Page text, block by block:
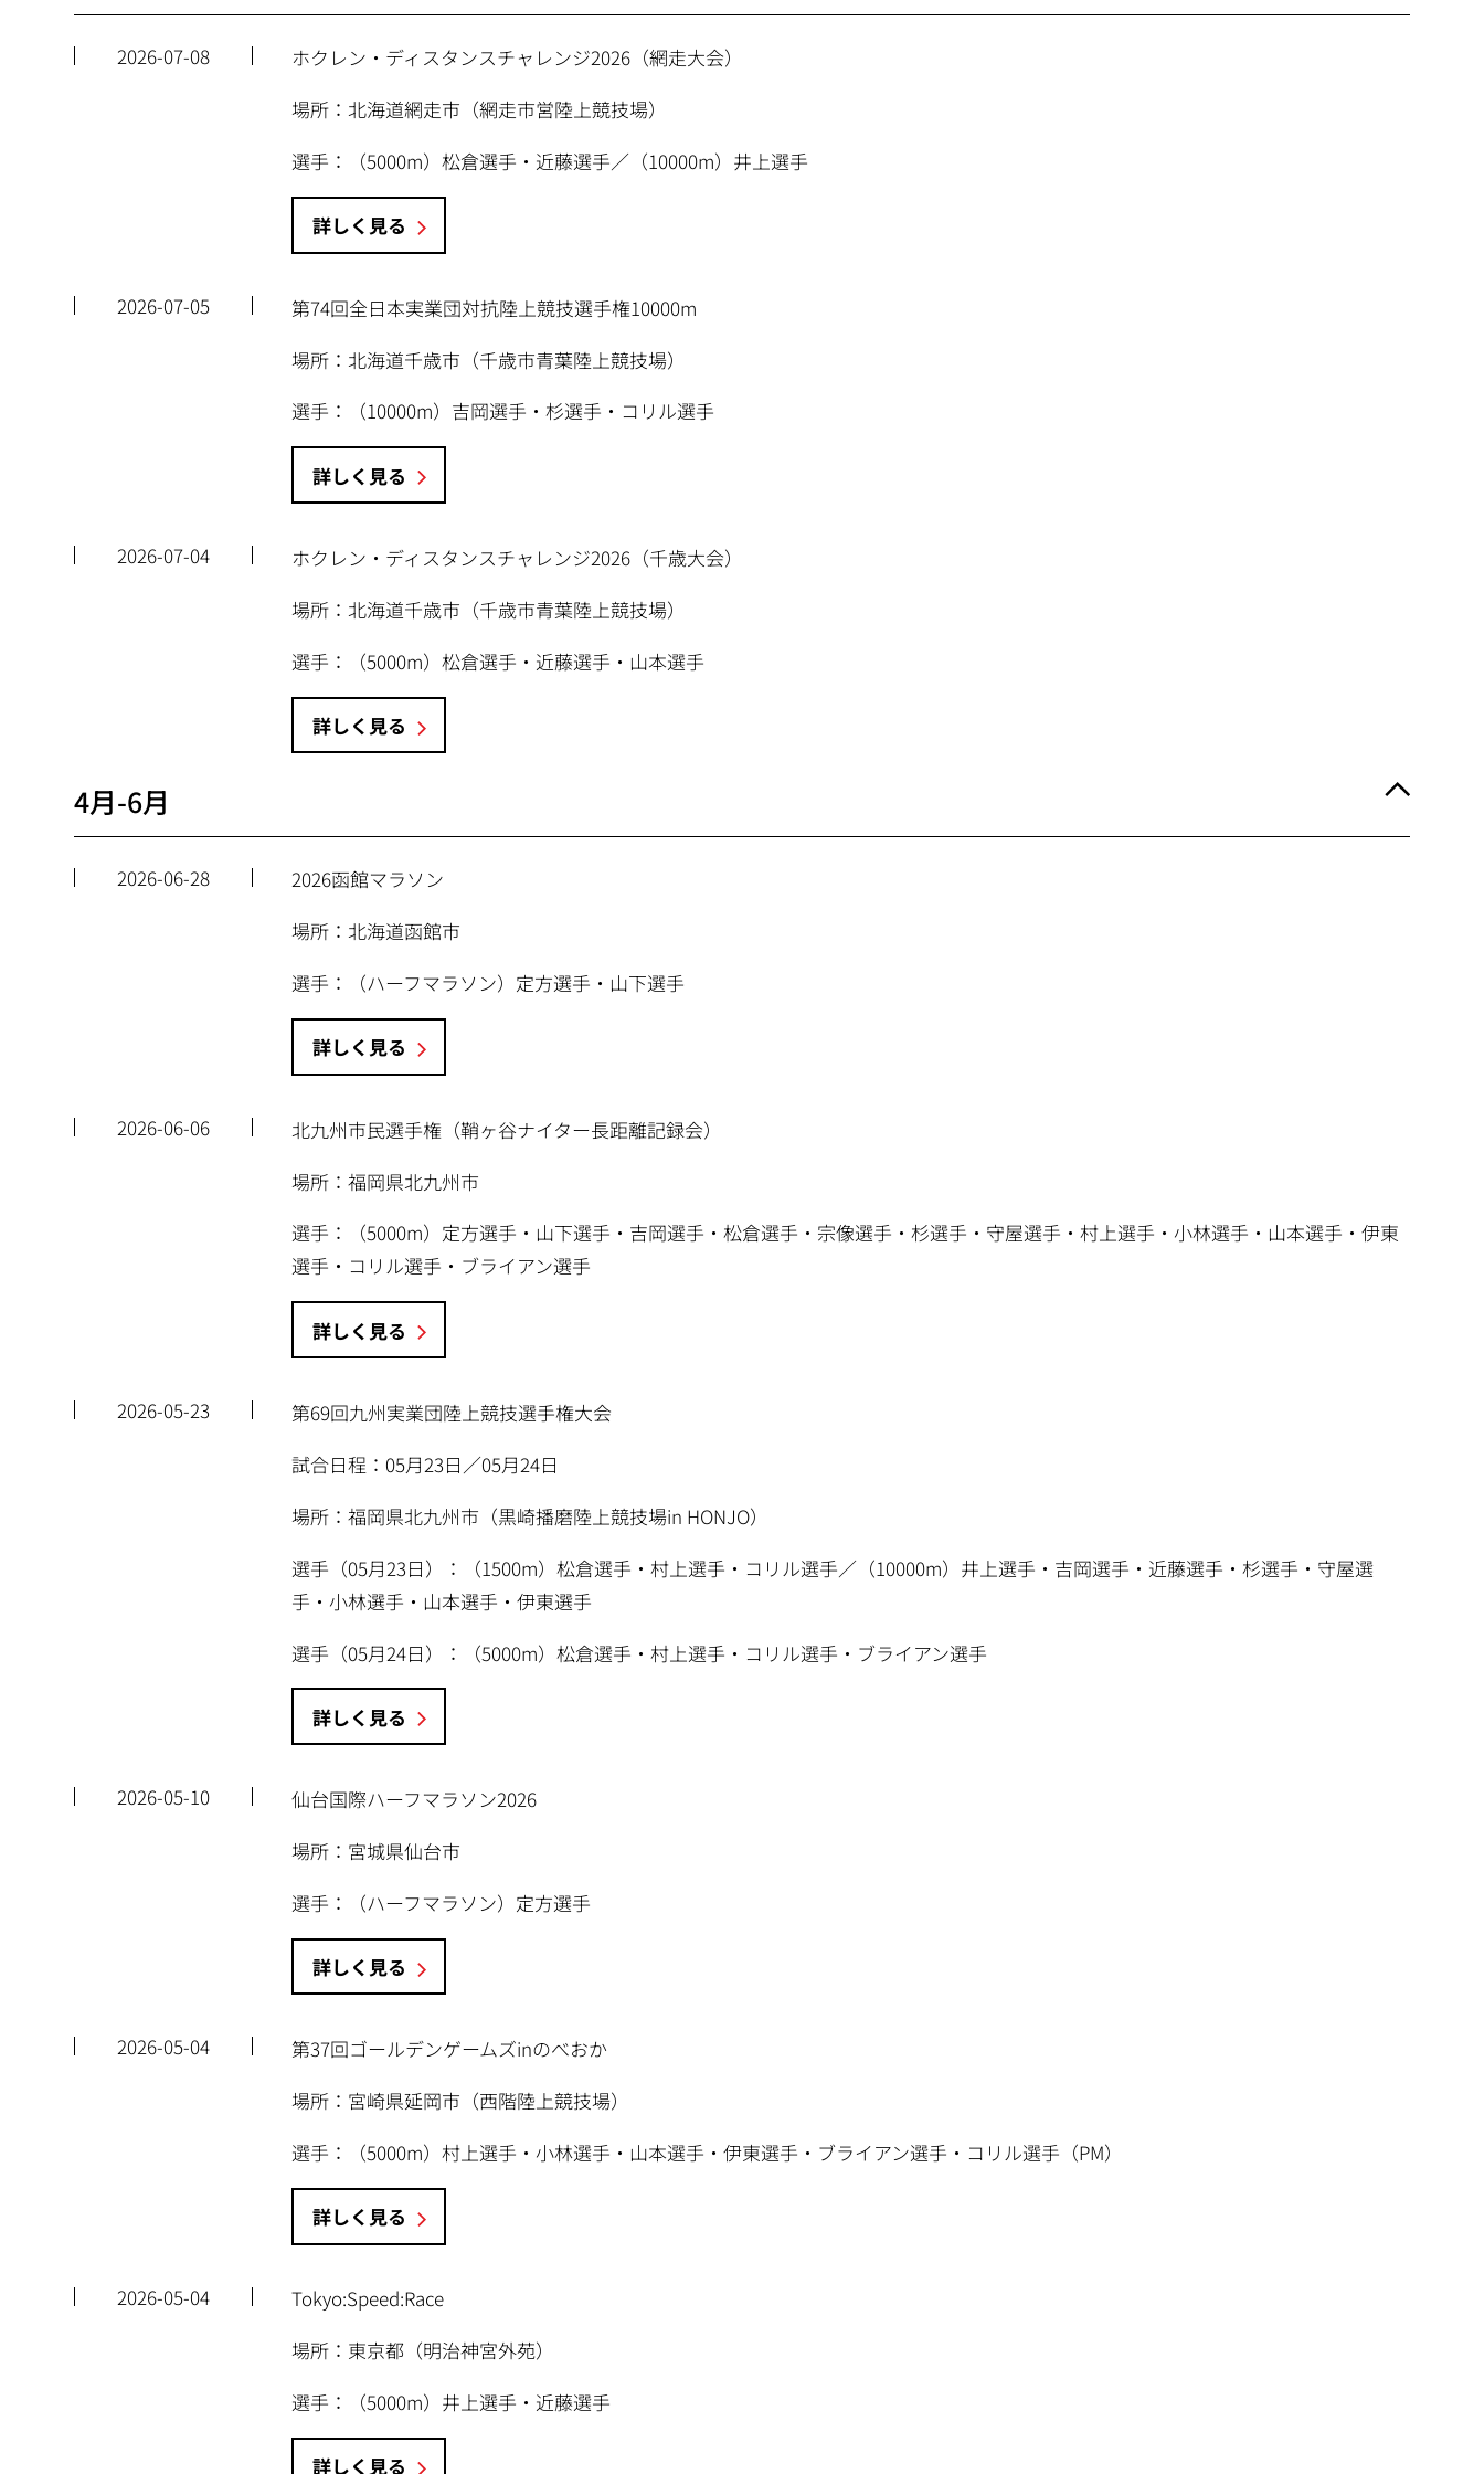
2026-07-08
ホクレン・ディスタンスチャレンジ2026（網走大会）
場所：北海道網走市（網走市営陸上競技場）
選手：（5000m）松倉選手・近藤選手／（10000m）井上選手
詳しく見る
2026-07-05
第74回全日本実業団対抗陸上競技選手権10000m
場所：北海道千歳市（千歳市青葉陸上競技場）
選手：（10000m）吉岡選手・杉選手・コリル選手
詳しく見る
2026-07-04
ホクレン・ディスタンスチャレンジ2026（千歳大会）
場所：北海道千歳市（千歳市青葉陸上競技場）
選手：（5000m）松倉選手・近藤選手・山本選手
詳しく見る
4月-6月
2026-06-28
2026函館マラソン
場所：北海道函館市
選手：（ハーフマラソン）定方選手・山下選手
詳しく見る
2026-06-06
北九州市民選手権（鞘ヶ谷ナイター長距離記録会）
場所：福岡県北九州市
選手：（5000m）定方選手・山下選手・吉岡選手・松倉選手・宗像選手・杉選手・守屋選手・村上選手・小林選手・山本選手・伊東
選手・コリル選手・ブライアン選手
詳しく見る
2026-05-23
第69回九州実業団陸上競技選手権大会
試合日程：05月23日／05月24日
場所：福岡県北九州市（黒崎播磨陸上競技場in HONJO）
選手（05月23日）：（1500m）松倉選手・村上選手・コリル選手／（10000m）井上選手・吉岡選手・近藤選手・杉選手・守屋選
手・小林選手・山本選手・伊東選手
選手（05月24日）：（5000m）松倉選手・村上選手・コリル選手・ブライアン選手
詳しく見る
2026-05-10
仙台国際ハーフマラソン2026
場所：宮城県仙台市
選手：（ハーフマラソン）定方選手
詳しく見る
2026-05-04
第37回ゴールデンゲームズinのべおか
場所：宮崎県延岡市（西階陸上競技場）
選手：（5000m）村上選手・小林選手・山本選手・伊東選手・ブライアン選手・コリル選手（PM）
詳しく見る
2026-05-04
Tokyo:Speed:Race
場所：東京都（明治神宮外苑）
選手：（5000m）井上選手・近藤選手
詳しく見る